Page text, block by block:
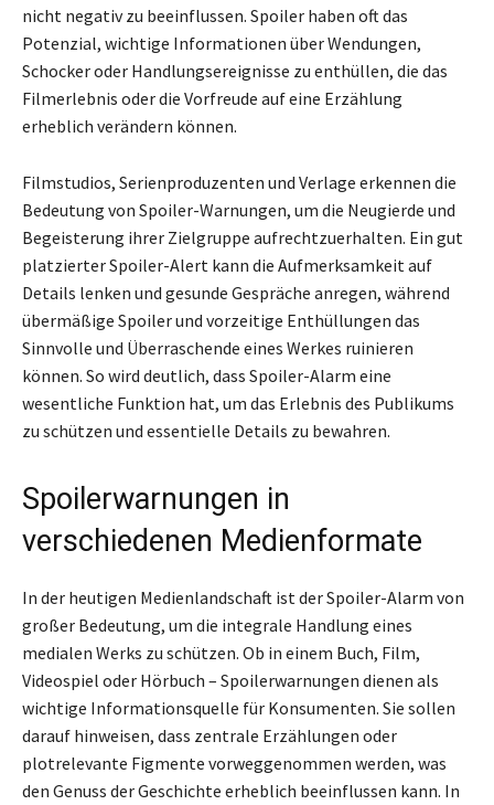
nicht negativ zu beeinflussen. Spoiler haben oft das
Potenzial, wichtige Informationen über Wendungen,
Schocker oder Handlungsereignisse zu enthüllen, die das
Filmerlebnis oder die Vorfreude auf eine Erzählung
erheblich verändern können.
Filmstudios, Serienproduzenten und Verlage erkennen die
Bedeutung von Spoiler-Warnungen, um die Neugierde und
Begeisterung ihrer Zielgruppe aufrechtzuerhalten. Ein gut
platzierter Spoiler-Alert kann die Aufmerksamkeit auf
Details lenken und gesunde Gespräche anregen, während
übermäßige Spoiler und vorzeitige Enthüllungen das
Sinnvolle und Überraschende eines Werkes ruinieren
können. So wird deutlich, dass Spoiler-Alarm eine
wesentliche Funktion hat, um das Erlebnis des Publikums
zu schützen und essentielle Details zu bewahren.
Spoilerwarnungen in
verschiedenen Medienformate
In der heutigen Medienlandschaft ist der Spoiler-Alarm von
großer Bedeutung, um die integrale Handlung eines
medialen Werks zu schützen. Ob in einem Buch, Film,
Videospiel oder Hörbuch – Spoilerwarnungen dienen als
wichtige Informationsquelle für Konsumenten. Sie sollen
darauf hinweisen, dass zentrale Erzählungen oder
plotrelevante Figmente vorweggenommen werden, was
den Genuss der Geschichte erheblich beeinflussen kann. In